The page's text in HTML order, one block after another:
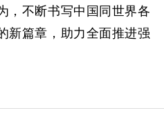
，不断书写中国同世界各
新篇章，助力全面推进强